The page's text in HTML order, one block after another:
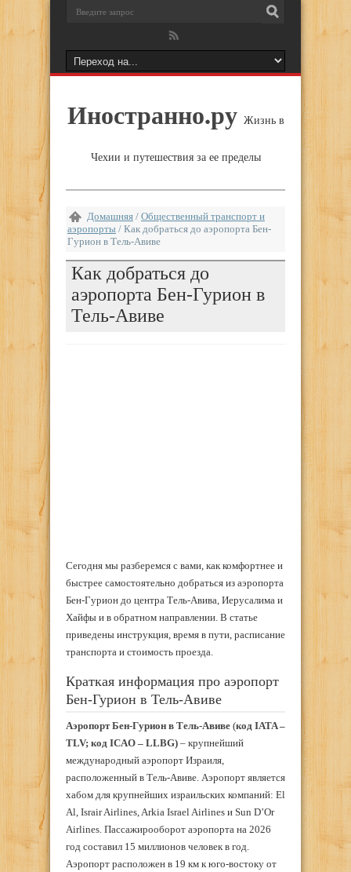
Иностранно.ру Жизнь в
Чехии и путешествия за ее пределы
Домашняя / Общественный транспорт и
аэропорты / Как добраться до аэропорта Бен-
Гурион в Тель-Авиве
Как добраться до
аэропорта Бен-Гурион в
Тель-Авиве
Сегодня мы разберемся с вами, как комфортнее и
быстрее самостоятельно добраться из аэропорта
Бен-Гурион до центра Тель-Авива, Иерусалима и
Хайфы и в обратном направлении. В статье
приведены инструкция, время в пути, расписание
транспорта и стоимость проезда.
Краткая информация про аэропорт
Бен-Гурион в Тель-Авиве
Аэропорт Бен-Гурион в Тель-Авиве (код IATA –
TLV; код ICAO – LLBG) – крупнейший
международный аэропорт Израиля,
расположенный в Тель-Авиве. Аэропорт является
хабом для крупнейших израильских компаний: El
Al, Israir Airlines, Arkia Israel Airlines и Sun D’Or
Airlines. Пассажирооборот аэропорта на 2026
год составил 15 миллионов человек в год.
Аэропорт расположен в 19 км к юго-востоку от